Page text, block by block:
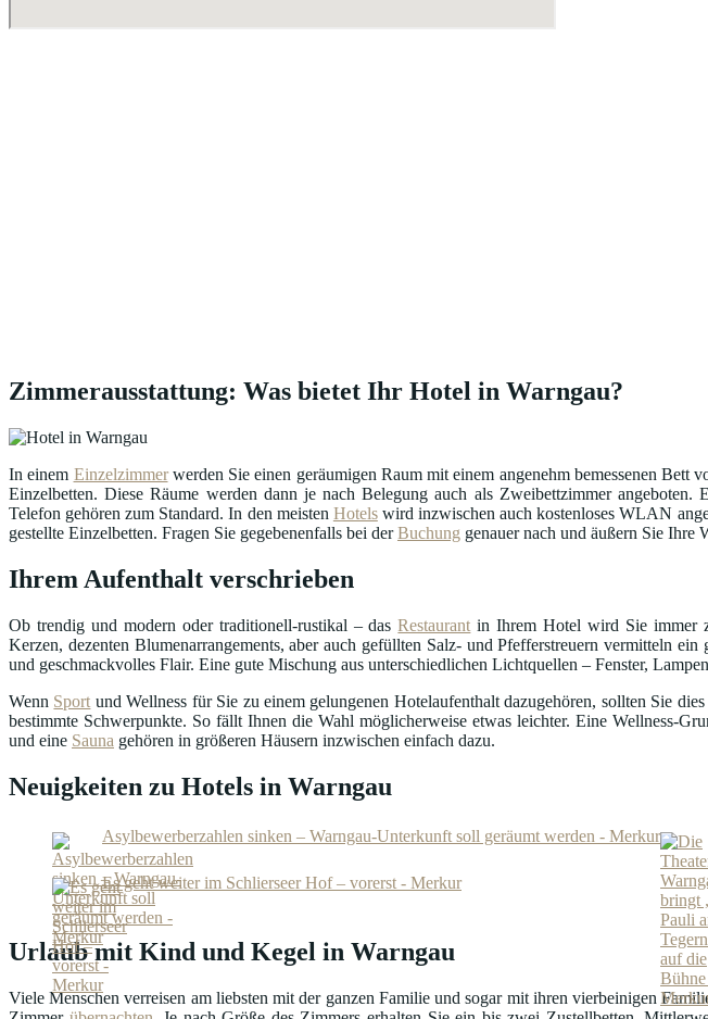
Zimmerausstattung: Was bietet Ihr Hotel in Warngau?
In einem Einzelzimmerwerden Sie einen geräumigen Raum mit einem angenehm bemessenen
Einzelbetten. Diese Räume werden dann je nach Belegung auch als Zweibettzimmer
Telefon gehören zum Standard. In den meisten Hotelswird inzwischen auch kostenloses WLAN
gestellte Einzelbetten. Fragen Sie gegebenenfalls bei derBuchung genauer nach und äußern Sie Ihre
Ihrem Aufenthalt verschrieben
Ob trendig und modern oder traditionell-rustikal – dasRestaurant in Ihrem Hotel wird Sie immer
Kerzen, dezenten Blumenarrangements, aber auch gefüllten Salz- und Pfefferstreuern vermitteln
und geschmackvolles Flair. Eine gute Mischung aus unterschiedlichen Lichtquellen – Fenster,
Wenn Sport und Wellness für Sie zu einem gelungenen Hotelaufenthalt dazugehören, sollten Sie
bestimmte Schwerpunkte. So fällt Ihnen die Wahl möglicherweise etwas leichter. Eine Wellness-
und eine Sauna gehören in größeren Häusern inzwischen einfach dazu.
Neuigkeiten zu Hotels in Warngau
Asylbewerberzahlen sinken – Warngau-Unterkunft soll geräumt werden - Merkur
Es geht weiter im Schlierseer Hof – vorerst - Merkur
Urlaub mit Kind und Kegel in Warngau
Viele Menschen verreisen am liebsten mit der ganzen Familie und sogar mit ihren vierbeinigen